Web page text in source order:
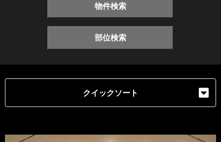
物件検索
部位検索
クイックソート